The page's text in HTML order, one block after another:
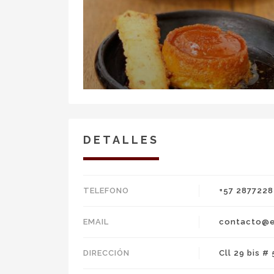
DETALLES
TELEFONO +57 2877228
EMAIL
DIRECCIÓN Cll 29 bis #